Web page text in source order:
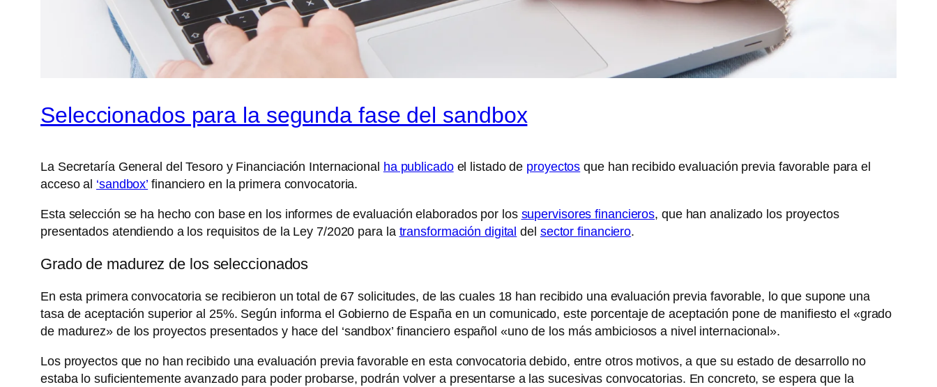
Seleccionados para la segunda fase del sandbox
La Secretaría General del Tesoro y Financiación Internacional ha publicadoel listado de proyectos que han recibido evaluación previa favorable para el
acceso al ‘sandbox’ financiero en la primera convocatoria.
Esta selección se ha hecho con base en los informes de evaluación elaborados por los supervisores financieros, que han analizado los proyectos
presentados atendiendo a los requisitos de la Ley 7/2020 para la transformación digital del sector financiero.
Grado de madurez de los seleccionados
En esta primera convocatoria se recibieron un total de 67 solicitudes, de las cuales 18 han recibido una evaluación previa favorable, lo que supone una
tasa de aceptación superior al 25%. Según informa el Gobierno de España en un comunicado, este porcentaje de aceptación pone de manifiesto el «grado
de madurez» de los proyectos presentados y hace del ‘sandbox’ financiero español «uno de los más ambiciosos a nivel internacional».
Los proyectos que no han recibido una evaluación previa favorable en esta convocatoria debido, entre otros motivos, a que su estado de desarrollo no
estaba lo suficientemente avanzado para poder probarse, podrán volver a presentarse a las sucesivas convocatorias. En concreto, se espera que la